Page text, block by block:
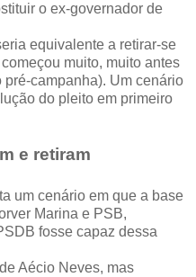
o ex-governador de
equivalente a retirar-se
muito, muito antes
campanha). Um cenário
do pleito em primeiro
e retiram
um cenário em que a base
Marina e PSB,
fosse capaz dessa
Aécio Neves, mas